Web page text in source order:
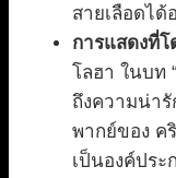
สายเลือดไ
การแสดงที่โ
โลฮา ในบท
ถึงความน่า
พากย์ของ ค
เป็นองค์ประ